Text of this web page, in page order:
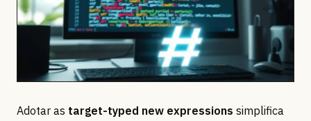
Adotar as target-typed new expressions simplifica